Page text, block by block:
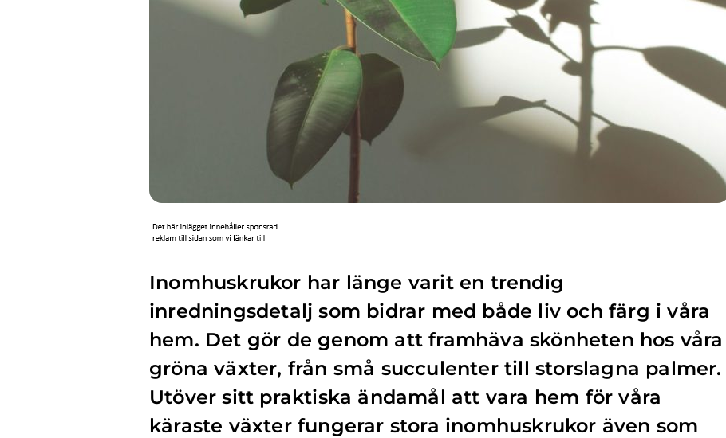
Inomhuskrukor har länge varit en trendig
inredningsdetalj som bidrar med både liv och färg i våra
hem. Det gör de genom att framhäva skönheten hos våra
gröna växter, från små succulenter till storslagna palmer.
Utöver sitt praktiska ändamål att vara hem för våra
käraste växter fungerar stora inomhuskrukor även som